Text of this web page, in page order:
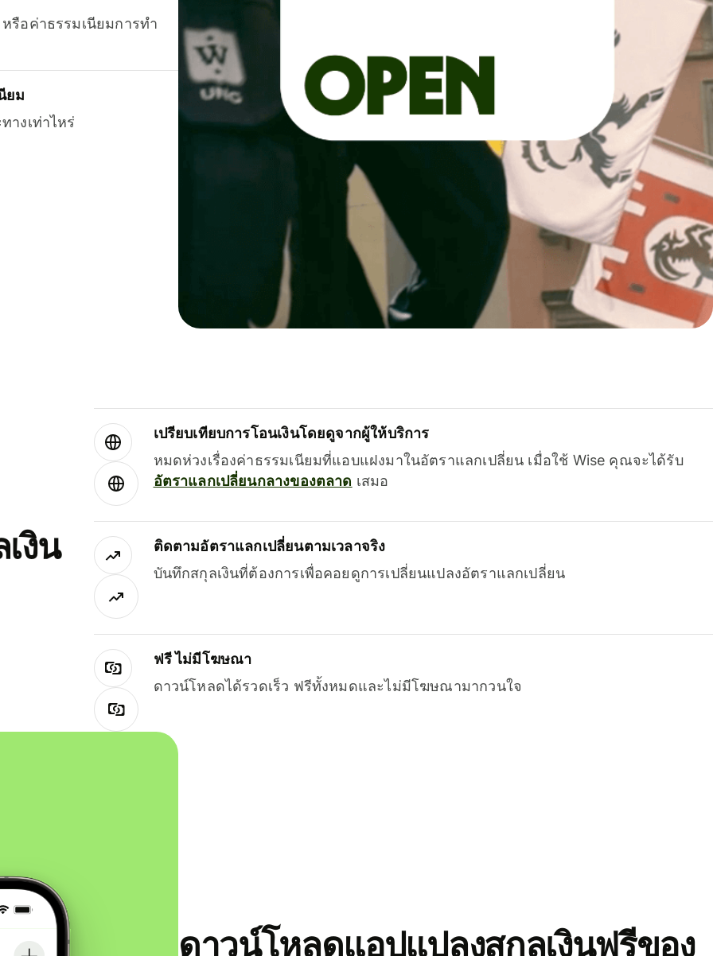
รือค่าธรรมเนียมการทำ
ยม
างเท่าไหร่
งิน
เปรียบเทียบการโอนเงินโดยดูจากผู้ให้บริการ
หมดห่วงเรื่องค่าธรรมเนียมที่แอบแฝงมาในอัตราแลกเปลี่ยน เมื่อใช้ Wise คุณจะได้รับ
อัตราแลกเปลี่ยนกลางของตลาด เสมอ
ติดตามอัตราแลกเปลี่ยนตามเวลาจริง
บันทึกสกุลเงินที่ต้องการเพื่อคอยดูการเปลี่ยนแปลงอัตราแลกเปลี่ยน
ฟรี ไม่มีโฆษณา
ดาวน์โหลดได้รวดเร็ว ฟรีทั้งหมดและไม่มีโฆษณามากวนใจ
ดาวน์โหลดแอปแปลงสกุลเงินฟรีของ